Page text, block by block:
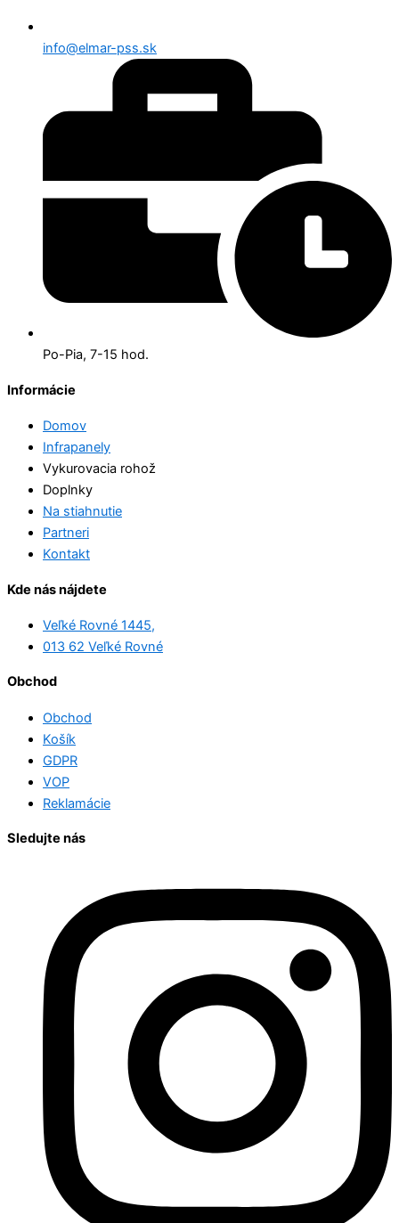
info@elmar-pss.sk
Po-Pia, 7-15 hod.
Informácie
Domov
Infrapanely
Vykurovacia rohož
Doplnky
Na stiahnutie
Partneri
Kontakt
Kde nás nájdete
Veľké Rovné 1445,
013 62 Veľké Rovné
Obchod
Obchod
Košík
GDPR
VOP
Reklamácie
Sledujte nás